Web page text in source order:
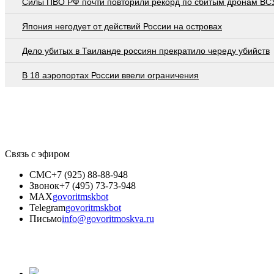
Cилы ПВО РФ почти повторили рекорд по сбитым дронам ВСУ
Япония негодует от действий России на островах
Дело убитых в Таиланде россиян прекратило череду убийств
В 18 аэропортах России ввели ограничения
Связь с эфиром
СМС+7 (925) 88-88-948
Звонок+7 (495) 73-73-948
MAXgovoritmskbot
Telegramgovoritmskbot
Письмоinfo@govoritmoskva.ru